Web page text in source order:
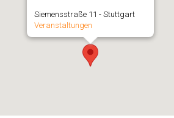
Siemensstraße 11 - Stuttgart
Veranstaltungen